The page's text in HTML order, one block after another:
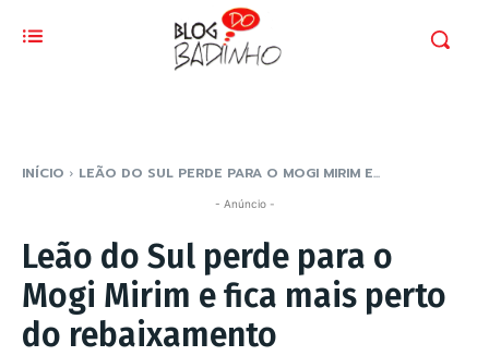
INÍCIO LEÃO DO SUL PERDE PARA O MOGI MIRIM E...
- Anúncio -
Leão do Sul perde para o
Mogi Mirim e fica mais perto
do rebaixamento